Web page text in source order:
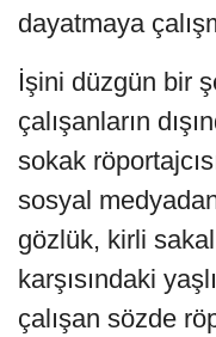
dayatmaya
İşini düzgün bir
çalışanların
sokak
sosyal
gözlük, kirli
karşısındaki
çalışan sözde